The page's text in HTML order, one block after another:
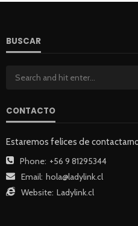
BUSCAR
CONTACTO
Estaremos felices de
Phone: +56 9 81295344
Email: hola@ladylink.cl
Website: Ladylink.cl